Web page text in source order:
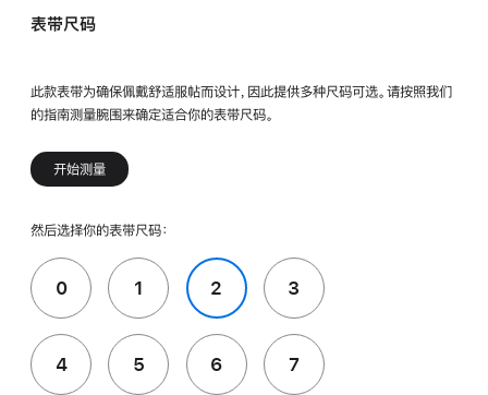
表带尺码
此款表带为确保佩戴舒适服帖而设计，因此提供多种尺码可选。请按照我们
的指南测量腕围来确定适合你的表带尺码。
开始测量
然后选择你的表带尺码：
0 1 2 3
4 5 6 7